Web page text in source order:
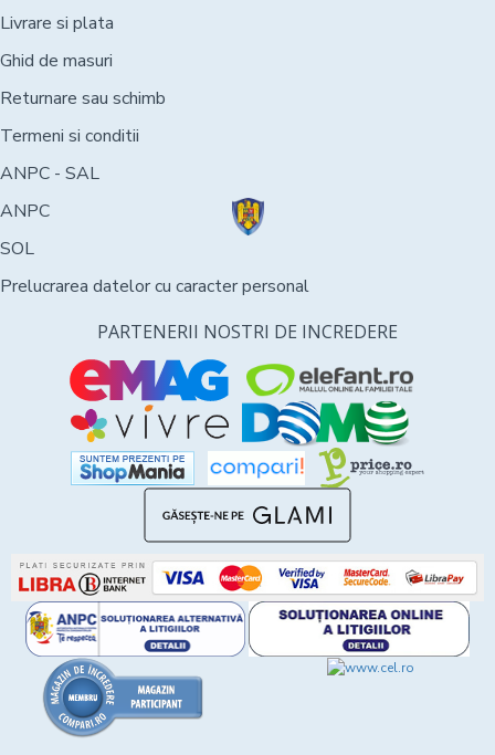
Livrare si plata
Ghid de masuri
Returnare sau schimb
Termeni si conditii
ANPC - SAL
ANPC
SOL
Prelucrarea datelor cu caracter personal
PARTENERII NOSTRI DE INCREDERE